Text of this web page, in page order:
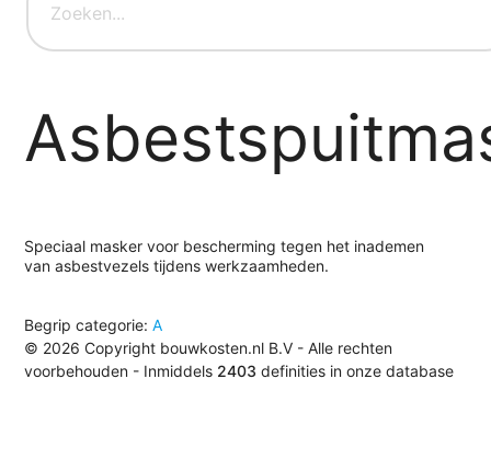
Speciaal masker voor bescherming tegen het inademen
van asbestvezels tijdens werkzaamheden.
Begrip categorie:A
© 2026 Copyright bouwkosten.nl B.V - Alle rechten
voorbehouden - Inmiddels 2403 definities in onze database